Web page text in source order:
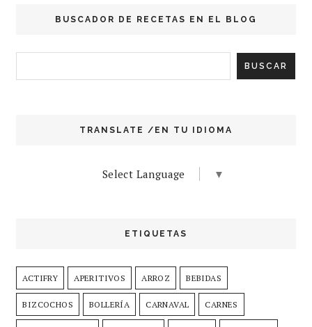
BUSCADOR DE RECETAS EN EL BLOG
TRANSLATE /EN TU IDIOMA
Select Language ▼
ETIQUETAS
ACTIFRY APERITIVOS ARROZ BEBIDAS
BIZCOCHOS BOLLERÍA CARNAVAL CARNES